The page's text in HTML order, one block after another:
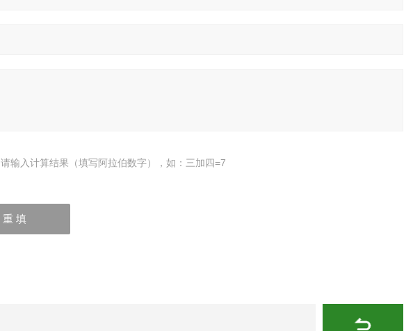
请输入计算结果（填写阿拉伯数字），如：三加四=7